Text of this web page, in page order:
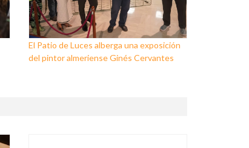
El Patio de Luces alberga una exposición
del pintor almeriense Ginés Cervantes